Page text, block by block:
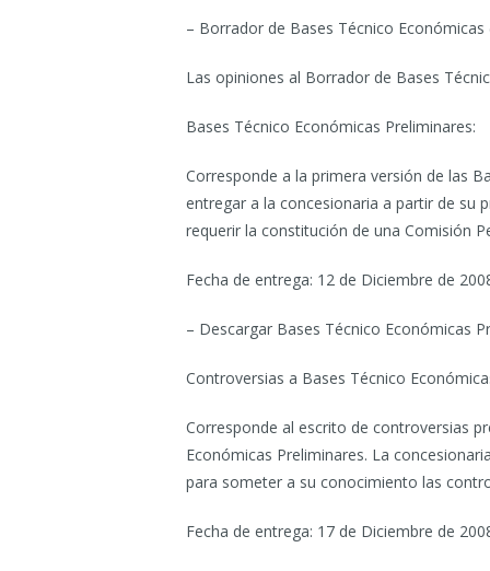
– Borrador de Bases Técnico Económicas
Las opiniones al Borrador de Bases
Bases Técnico Económicas Preliminares:
Corresponde a la primera versión de las
entregar a la concesionaria a partir de su
requerir la constitución de una Comisión
Fecha de entrega: 12 de Diciembre de
– Descargar Bases Técnico Económicas
Controversias a Bases Técnico
Corresponde al escrito de controversias
Económicas Preliminares. La
para someter a su conocimiento las
Fecha de entrega: 17 de Diciembre de